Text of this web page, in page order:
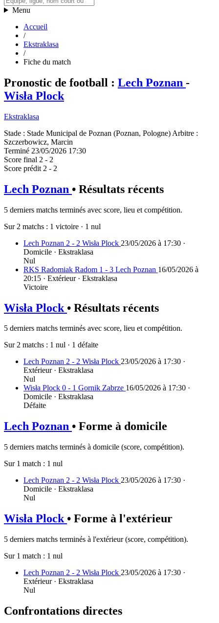
Menu
Accueil
/
Ekstraklasa
/
Fiche du match
Pronostic de football : Lech Poznan -
Wisła Plock
Ekstraklasa
Stade : Stade Municipal de Poznan (Poznan, Pologne) Arbitre :
Szczerbowicz, Marcin
Terminé 23/05/2026 17:30
Score final 2 - 2
Score prédit 2 - 2
Lech Poznan • Résultats récents
5 derniers matchs terminés avec score, lieu et compétition.
Sur 2 matchs : 1 victoire · 1 nul
Lech Poznan 2 - 2 Wisła Plock 23/05/2026 à 17:30 ·
Domicile · Ekstraklasa
Nul
RKS Radomiak Radom 1 - 3 Lech Poznan 16/05/2026 à
20:15 · Extérieur · Ekstraklasa
Victoire
Wisła Plock • Résultats récents
5 derniers matchs terminés avec score, lieu et compétition.
Sur 2 matchs : 1 nul · 1 défaite
Lech Poznan 2 - 2 Wisła Plock 23/05/2026 à 17:30 ·
Extérieur · Ekstraklasa
Nul
Wisła Plock 0 - 1 Gornik Zabrze 16/05/2026 à 17:30 ·
Domicile · Ekstraklasa
Défaite
Lech Poznan • Forme à domicile
5 derniers matchs terminés à domicile (score, compétition).
Sur 1 match : 1 nul
Lech Poznan 2 - 2 Wisła Plock 23/05/2026 à 17:30 ·
Domicile · Ekstraklasa
Nul
Wisła Plock • Forme à l'extérieur
5 derniers matchs terminés à l'extérieur (score, compétition).
Sur 1 match : 1 nul
Lech Poznan 2 - 2 Wisła Plock 23/05/2026 à 17:30 ·
Extérieur · Ekstraklasa
Nul
Confrontations directes